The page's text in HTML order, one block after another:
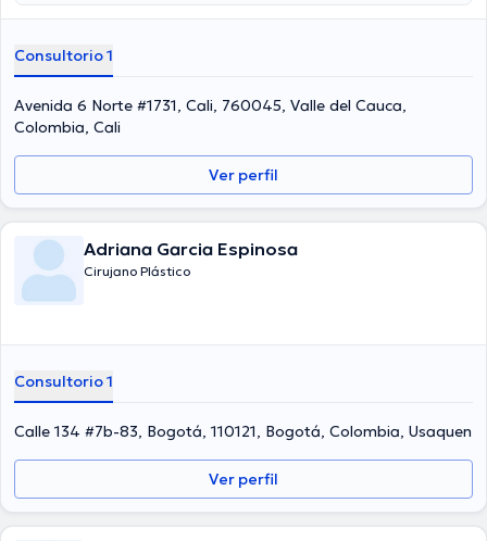
especialidad. El doctor tiene numerosos años de experiencia laboral
como miembro de diversas asociaciones médicas. Adolfo Leon
Fonthal Grisales ha contribuido en cuantiosas conferencias con el
objetivo de tener una formación continua en su ámbito de
especialización y ha anunciado diferentes comunicados. Español es
el idioma principal operados por el profesional de la salud.
Consultorio 1
Avenida 6 Norte #1731, Cali, 760045, Valle del Cauca,
Colombia, Cali
Ver perfil
Adriana Garcia Espinosa
Cirujano Plástico
Consultorio 1
Calle 134 #7b-83, Bogotá, 110121, Bogotá, Colombia, Usaquen
Ver perfil